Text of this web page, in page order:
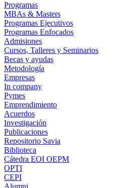
Programas
MBAs & Masters
Programas Ejecutivos
Programas Enfocados
Admisiones
Cursos, Talleres y Seminarios
Becas y ayudas
Metodología
Empresas
In company
Pymes
Emprendimiento
Acuerdos
Investigación
Publicaciones
Repositorio Savia
Biblioteca
Cátedra EOI OEPM
OPTI
CEPI